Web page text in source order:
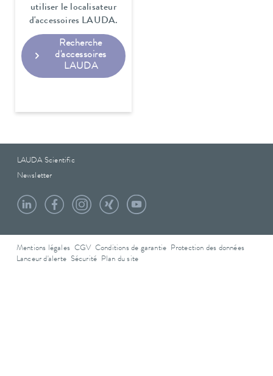
utiliser le localisateur
d'accessoires LAUDA.
Recherche
d'accessoires
LAUDA
LAUDA Scientific
Newsletter
Mentions légales CGV Conditions de garantie
Protection des données
Lanceur d'alerte Sécurité Plan du site